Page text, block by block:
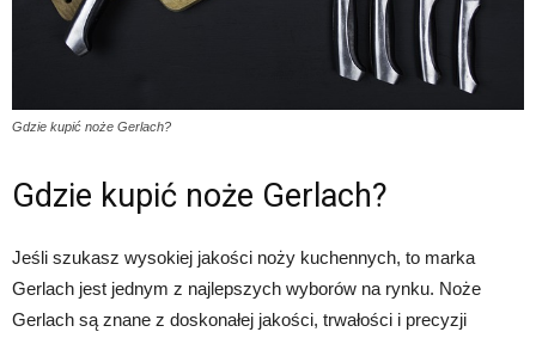
Gdzie kupić noże Gerlach?
Gdzie kupić noże Gerlach?
Jeśli szukasz wysokiej jakości noży kuchennych, to marka
Gerlach jest jednym z najlepszych wyborów na rynku. Noże
Gerlach są znane z doskonałej jakości, trwałości i precyzji